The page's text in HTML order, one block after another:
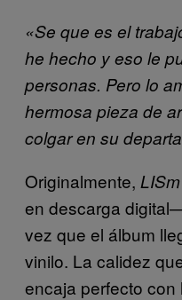
«Se que es el
he hecho y eso le
personas. Pero lo
hermosa pieza de
colgar en su
Originalmente, LISm
en descarga
vez que el álbum
vinilo. La calidez
encaja perfecto con